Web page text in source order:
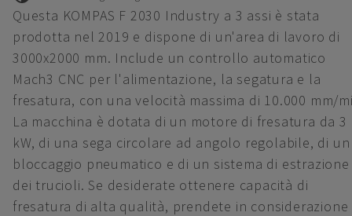
Questa KOMPAS F 2030 Industry a 3 assi è stata
prodotta nel 2019 e dispone di un'area di lavoro di
3000x2000 mm. Include un controllo automatico
Mach3 CNC per l'alimentazione, la segatura e la
fresatura, con una velocità massima di 10.000 mm/
La macchina è dotata di un motore di fresatura da 3
kW, di una sega circolare ad angolo regolabile, di un
bloccaggio pneumatico e di un sistema di estrazione
dei trucioli. Se desiderate ottenere capacità di
fresatura di alta qualità, prendete in